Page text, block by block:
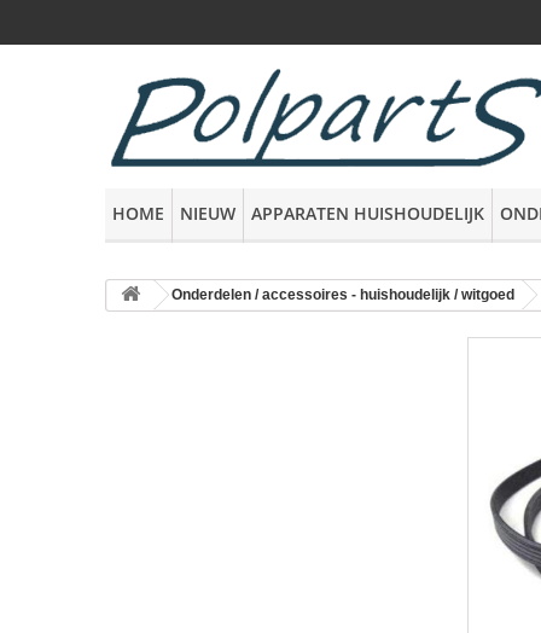
HOME NIEUW APPARATEN HUISHOUDELIJK
Onderdelen / accessoires - huishoudelijk / witgoed